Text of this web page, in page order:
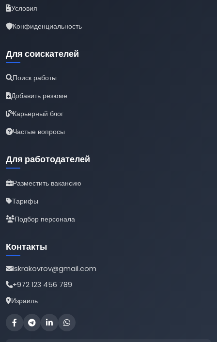
Условия
Конфиденциальность
Для соискателей
Поиск работы
Добавить резюме
Карьерный блог
Частые вопросы
Для работодателей
Разместить вакансию
Тарифы
Подбор персонала
Контакты
iskrakovrov@gmail.com
+972 123 456 789
Израиль